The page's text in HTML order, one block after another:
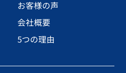
お客様の声
会社概要
5つの理由